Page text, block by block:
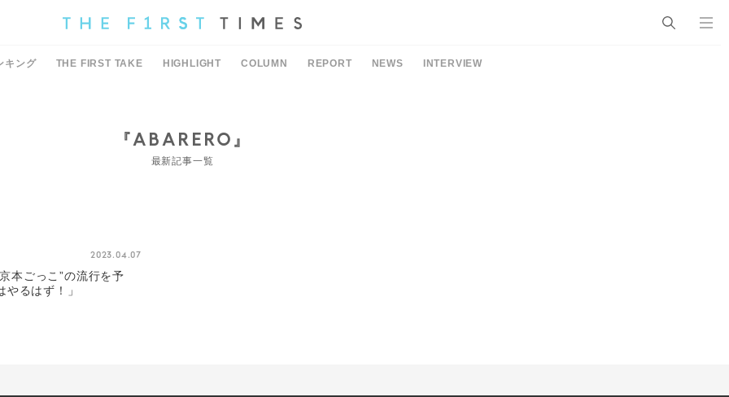
キング THE FIRST TAKE HIGHLIGHT COLUMN REPORT NEWS INTERVIEW
『ABARERO』
最新記事一覧
2023.04.07
本ごっこ”の流行を予
るはず！」